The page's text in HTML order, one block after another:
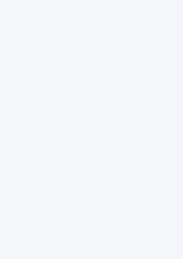
را کاهش داد.
به دلیل رشد سیستم عصبی
در برابر تأثیرات آلودگی هوا
خودروهای شخصی، استفاده از
زباله‌ها می‌تواند به کاهش